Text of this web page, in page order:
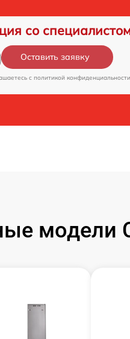
со
Оставить заявку
c политикой конфиденциальности
модели